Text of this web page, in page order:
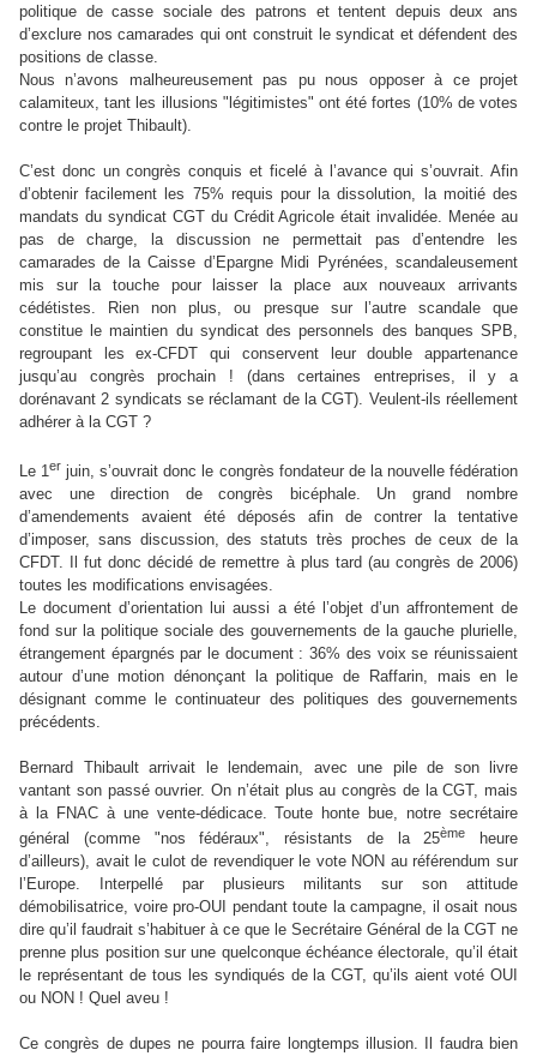
politique de casse sociale des patrons et tentent depuis deux ans
d’exclure nos camarades qui ont construit le syndicat et défendent des
positions de classe.
Nous n’avons malheureusement pas pu nous opposer à ce projet
calamiteux, tant les illusions "légitimistes" ont été fortes (10% de votes
contre le projet Thibault).
C’est donc un congrès conquis et ficelé à l’avance qui s’ouvrait. Afin
d’obtenir facilement les 75% requis pour la dissolution, la moitié des
mandats du syndicat CGT du Crédit Agricole était invalidée. Menée au
pas de charge, la discussion ne permettait pas d’entendre les
camarades de la Caisse d’Epargne Midi Pyrénées, scandaleusement
mis sur la touche pour laisser la place aux nouveaux arrivants
cédétistes. Rien non plus, ou presque sur l’autre scandale que
constitue le maintien du syndicat des personnels des banques SPB,
regroupant les ex-CFDT qui conservent leur double appartenance
jusqu’au congrès prochain ! (dans certaines entreprises, il y a
dorénavant 2 syndicats se réclamant de la CGT). Veulent-ils réellement
adhérer à la CGT ?
Le 1er juin, s’ouvrait donc le congrès fondateur de la nouvelle fédération
avec une direction de congrès bicéphale. Un grand nombre
d’amendements avaient été déposés afin de contrer la tentative
d’imposer, sans discussion, des statuts très proches de ceux de la
CFDT. Il fut donc décidé de remettre à plus tard (au congrès de 2006)
toutes les modifications envisagées.
Le document d’orientation lui aussi a été l’objet d’un affrontement de
fond sur la politique sociale des gouvernements de la gauche plurielle,
étrangement épargnés par le document : 36% des voix se réunissaient
autour d’une motion dénonçant la politique de Raffarin, mais en le
désignant comme le continuateur des politiques des gouvernements
précédents.
Bernard Thibault arrivait le lendemain, avec une pile de son livre
vantant son passé ouvrier. On n’était plus au congrès de la CGT, mais
à la FNAC à une vente-dédicace. Toute honte bue, notre secrétaire
général (comme "nos fédéraux", résistants de la 25ème
heure
d’ailleurs), avait le culot de revendiquer le vote NON au référendum sur
l’Europe. Interpellé par plusieurs militants sur son attitude
démobilisatrice, voire pro-OUI pendant toute la campagne, il osait nous
dire qu’il faudrait s’habituer à ce que le Secrétaire Général de la CGT ne
prenne plus position sur une quelconque échéance électorale, qu’il était
le représentant de tous les syndiqués de la CGT, qu’ils aient voté OUI
ou NON ! Quel aveu !
Ce congrès de dupes ne pourra faire longtemps illusion. Il faudra bien